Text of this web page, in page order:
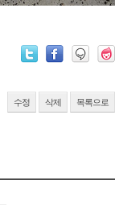
수정 삭제 목록으로